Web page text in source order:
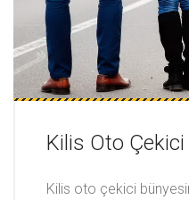
Kilis Oto Çekici
Kilis oto çekici